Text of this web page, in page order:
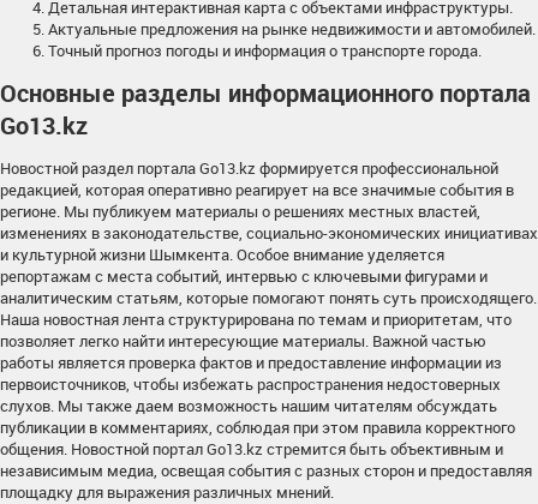
Детальная интерактивная карта с объектами инфраструктуры.
Актуальные предложения на рынке недвижимости и автомобилей.
Точный прогноз погоды и информация о транспорте города.
Основные разделы информационного портала
Go13.kz
Новостной раздел портала Go13.kz формируется профессиональной
редакцией, которая оперативно реагирует на все значимые события в
регионе. Мы публикуем материалы о решениях местных властей,
изменениях в законодательстве, социально-экономических инициативах
и культурной жизни Шымкента. Особое внимание уделяется
репортажам с места событий, интервью с ключевыми фигурами и
аналитическим статьям, которые помогают понять суть происходящего.
Наша новостная лента структурирована по темам и приоритетам, что
позволяет легко найти интересующие материалы. Важной частью
работы является проверка фактов и предоставление информации из
первоисточников, чтобы избежать распространения недостоверных
слухов. Мы также даем возможность нашим читателям обсуждать
публикации в комментариях, соблюдая при этом правила корректного
общения. Новостной портал Go13.kz стремится быть объективным и
независимым медиа, освещая события с разных сторон и предоставляя
площадку для выражения различных мнений.